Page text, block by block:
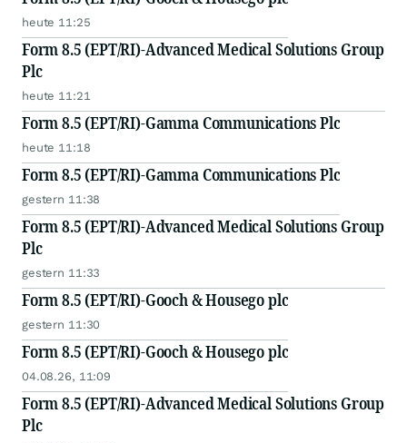
heute 11:25
Form 8.5 (EPT/RI)-Advanced Medical Solutions Group
Plc
heute 11:21
Form 8.5 (EPT/RI)-Gamma Communications Plc
heute 11:18
Form 8.5 (EPT/RI)-Gamma Communications Plc
gestern 11:38
Form 8.5 (EPT/RI)-Advanced Medical Solutions Group
Plc
gestern 11:33
Form 8.5 (EPT/RI)-Gooch & Housego plc
gestern 11:30
Form 8.5 (EPT/RI)-Gooch & Housego plc
04.08.26, 11:09
Form 8.5 (EPT/RI)-Advanced Medical Solutions Group
Plc